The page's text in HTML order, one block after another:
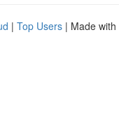
| Top Users | Made with